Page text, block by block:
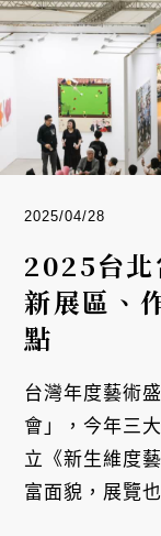
2025/04/28
2025台北
新展區、
點
台灣年度藝術
會」，今年三
立《新生維度
富面貌，展覽